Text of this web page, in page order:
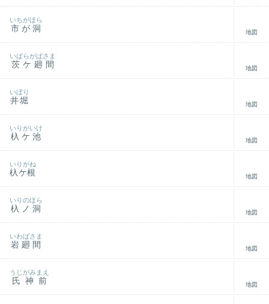
市が洞
いちがほら
地図
茨ケ廻間
いばらがばさま
地図
井堀
いぼり
地図
杁ケ池
いりがいけ
地図
杁ケ根
いりがね
地図
杁ノ洞
いりのほら
地図
岩廻間
いわばさま
地図
氏神前
うじがみまえ
地図